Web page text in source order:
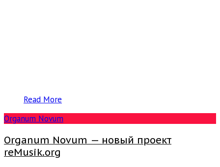
Read More
Organum Novum
Organum Novum — новый проект
reMusik.org